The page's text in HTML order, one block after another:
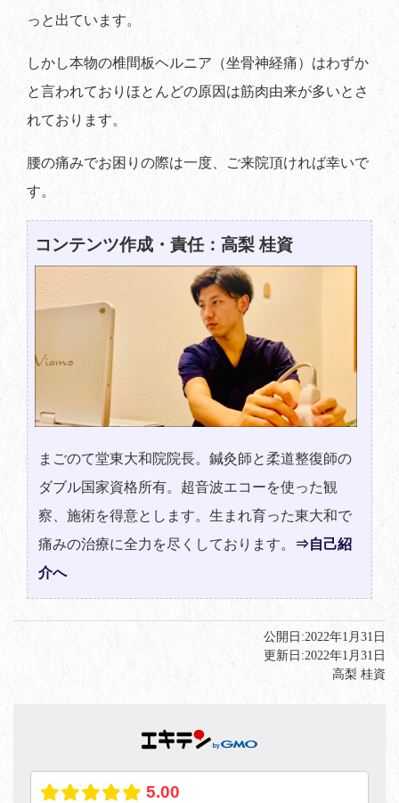
っと出ています。
しかし本物の椎間板ヘルニア（坐骨神経痛）はわずか
と言われておりほとんどの原因は筋肉由来が多いとさ
れております。
腰の痛みでお困りの際は一度、ご来院頂ければ幸いで
す。
コンテンツ作成・責任：高梨 桂資
まごのて堂東大和院院長。鍼灸師と柔道整復師の
ダブル国家資格所有。超音波エコーを使った観
察、施術を得意とします。生まれ育った東大和で
痛みの治療に全力を尽くしております。
⇒自己紹
介へ
公開日:2022年1月31日
更新日:2022年1月31日
高梨 桂資